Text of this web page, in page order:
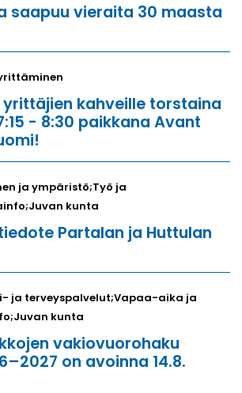
saapuu vieraita 30 maasta
kahveille torstaina
- 8:30 paikkana Avant
ja ympäristö;Työ ja
kunta
Partalan ja Huttulan
ja terveyspalvelut;Vapaa-aika ja
kunta
vakiovuorohaku
on avoinna 14.8.